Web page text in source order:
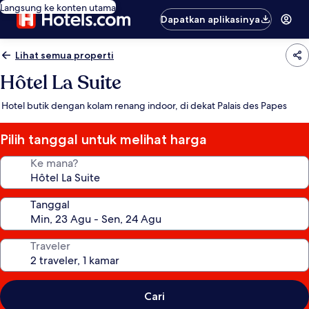
Langsung ke konten utama
Dapatkan aplikasinya
Lihat semua properti
Hôtel La Suite
Hotel butik dengan kolam renang indoor, di dekat Palais des Papes
Pilih tanggal untuk melihat harga
Ke mana?
Tanggal
Traveler
Cari